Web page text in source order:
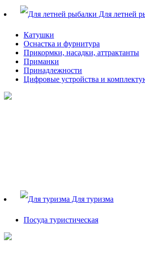
Для летней
Катушки
Оснастка и фурнитура
Прикормки, насадки, аттрактанты
Приманки
Принадлежности
Цифровые устройства и
Для туризма
Посуда туристическая